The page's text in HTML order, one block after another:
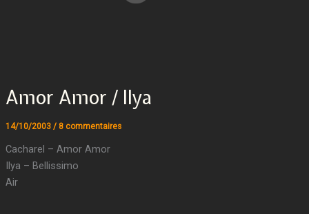
Amor Amor / Ilya
14/10/2003 / 8 commentaires
Cacharel – Amor Amor
Ilya – Bellissimo
Air